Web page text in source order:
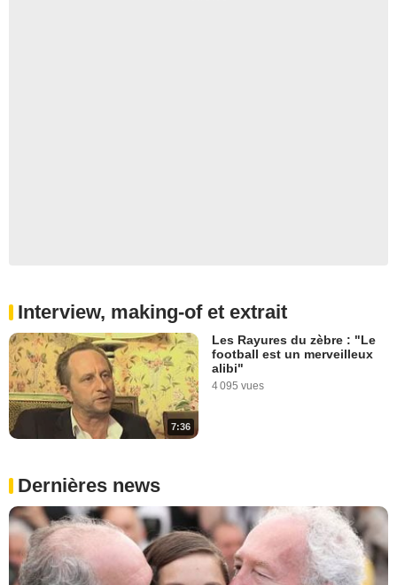
Interview, making-of et extrait
7:36
Les Rayures du zèbre : "Le
football est un merveilleux
alibi"
4 095 vues
Dernières news